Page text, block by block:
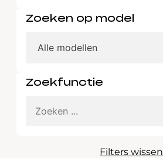
Zoeken op model
Zoekfunctie
Filters wissen